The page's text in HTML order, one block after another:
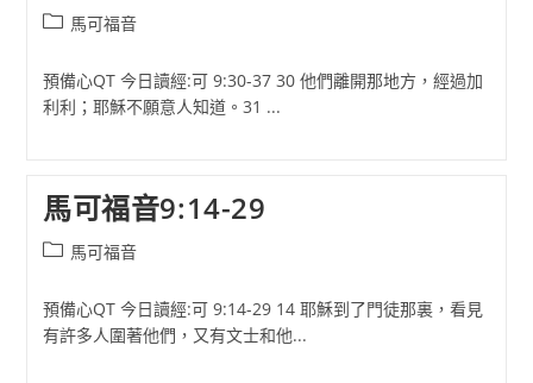
Post馬可福音
預備心QT 今日讀經:可 9:30-37 30 他們離開那地方，經過加
利利；耶穌不願意人知道。31 ...
馬可福音9:14-29
Post馬可福音
預備心QT 今日讀經:可 9:14-29 14 耶穌到了門徒那裏，看見
有許多人圍著他們，又有文士和他...